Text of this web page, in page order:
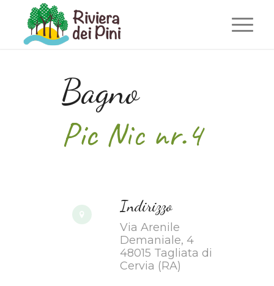
Sei in: Home
Bagno Pic Nic Nr.4
Bagno
Pic Nic nr.4
Indirizzo
Via Arenile
Demaniale, 4
48015 Tagliata di
Cervia (RA)